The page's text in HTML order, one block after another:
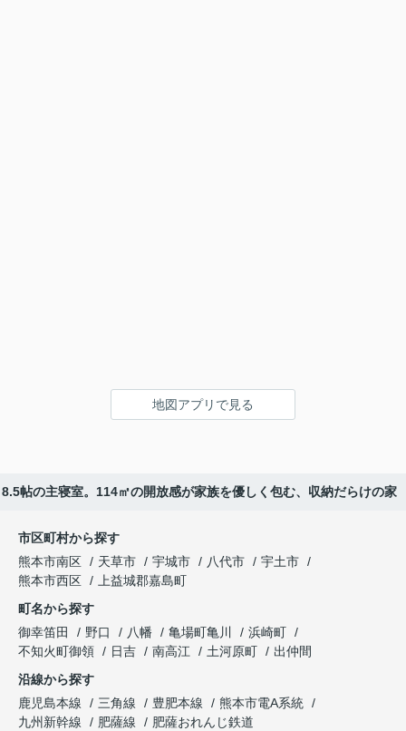
地図アプリで見る
帖の主寝室。114㎡の開放感が家族を優しく包む、収納だらけの家
市区町村から探す
熊本市南区
天草市 宇城市 八代市
宇土市
熊本市西区
上益城郡嘉島町
町名から探す
御幸笛田
野口 八幡 亀場町亀川
浜崎町
不知火町御領
日吉 南高江 土河原町
出仲間
沿線から探す
鹿児島本線
三角線 豊肥本線
熊本市電A系統
九州新幹線
肥薩線
肥薩おれんじ鉄道